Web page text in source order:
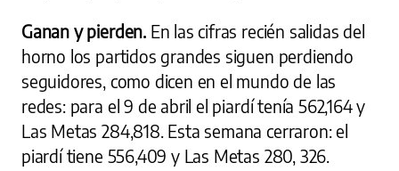
Ganan y pierden.En las cifras recién salidas del
horno los partidos grandes siguen perdiendo
seguidores, como dicen en el mundo de las
redes: para el 9 de abril el piardí tenía 562,164 y
Las Metas 284,818. Esta semana cerraron: el
piardí tiene 556,409 y Las Metas 280, 326.